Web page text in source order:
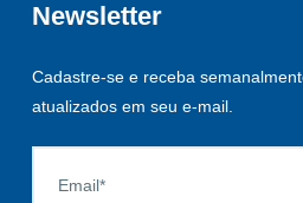
Newsletter
Cadastre-se e receba
atualizados em seu e-mail.